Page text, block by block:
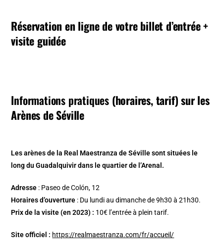
Réservation en ligne de votre billet d’entrée +
visite guidée
Informations pratiques (horaires, tarif) sur les
Arènes de Séville
Les arènes de la Real Maestranza de Séville sont situées le
long du Guadalquivir dans le quartier de l’Arenal.
Adresse : Paseo de Colón, 12
Horaires d’ouverture : Du lundi au dimanche de 9h30 à 21h30.
Prix de la visite (en 2023) : 10€ l’entrée à plein tarif.
Site officiel : https://realmaestranza.com/fr/accueil/